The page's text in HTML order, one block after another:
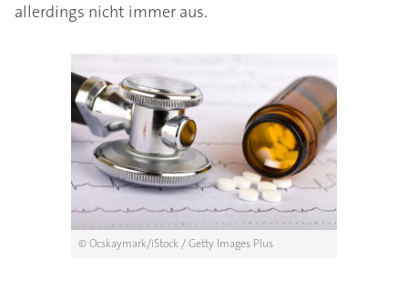
allerdings nicht immer aus.
© Ocskaymark/iStock / Getty Images Plus